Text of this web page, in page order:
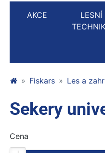
AKCE
LESNÍ
Fiskars Les a
Sekery
Cena